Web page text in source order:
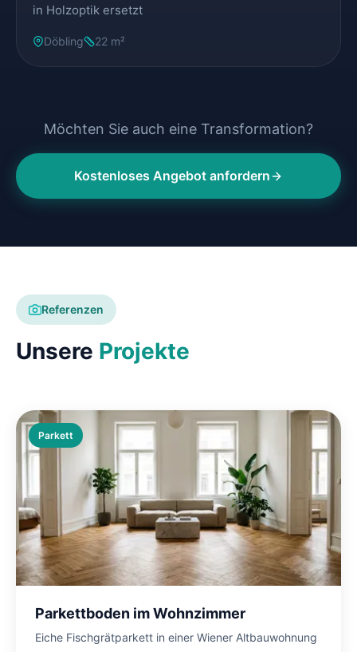
in Holzoptik ersetzt
Döbling 22 m²
Möchten Sie auch eine Transformation?
Kostenloses Angebot anfordern
Referenzen
Unsere Projekte
Parkett
Parkettboden im Wohnzimmer
Eiche Fischgrätparkett in einer Wiener Altbauwohnung